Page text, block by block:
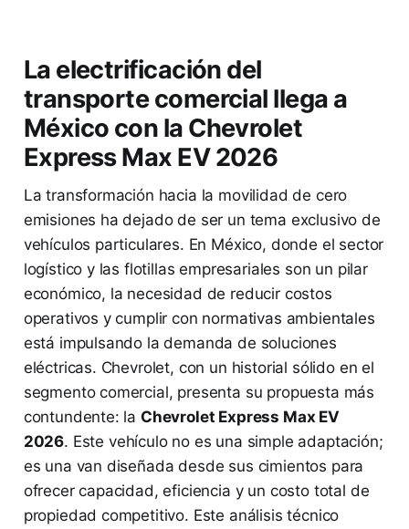
La electrificación del
transporte comercial llega a
México con la Chevrolet
Express Max EV 2026
La transformación hacia la movilidad de cero
emisiones ha dejado de ser un tema exclusivo de
vehículos particulares. En México, donde el sector
logístico y las flotillas empresariales son un pilar
económico, la necesidad de reducir costos
operativos y cumplir con normativas ambientales
está impulsando la demanda de soluciones
eléctricas. Chevrolet, con un historial sólido en el
segmento comercial, presenta su propuesta más
contundente: la Chevrolet Express Max EV
2026. Este vehículo no es una simple adaptación;
es una van diseñada desde sus cimientos para
ofrecer capacidad, eficiencia y un costo total de
propiedad competitivo. Este análisis técnico